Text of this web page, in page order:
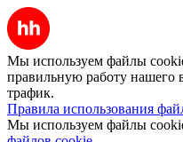
Мы используем файлы
правильную работу нашего
трафик.
Правила использования
Мы используем файлы